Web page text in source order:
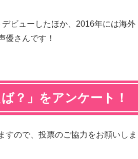
ビューしたほか、2016年には海外
優さんです！
？」をアンケート！
ので、投票のご協力をお願いしま